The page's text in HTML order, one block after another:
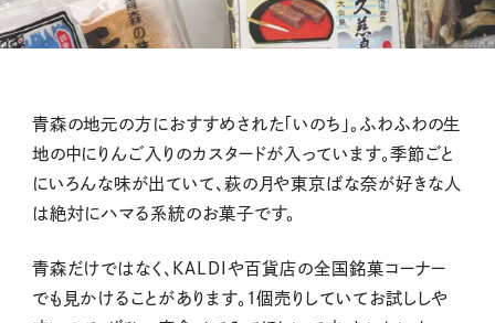
青森の地元の方におすすめされた「いのち」。ふわふわの生
地の中にりんご入りのカスタードが入っています。季節ごと
にいろんな味が出ていて、萩の月や東京ばな奈が好きな人
は絶対にハマる系統のお菓子です。
青森だけではなく、KALDIや百貨店の全国銘菓コーナー
でも見かけることがあります。１個売りしていてお試ししや